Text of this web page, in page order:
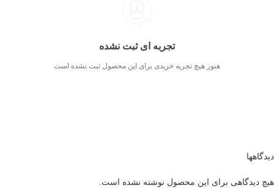
تجربه ای ثبت نشده
هنوز هیچ تجربه خریدی برای این محصول ثبت نشده است
دیدگاهها
هیچ دیدگاهی برای این محصول نوشته نشده است.